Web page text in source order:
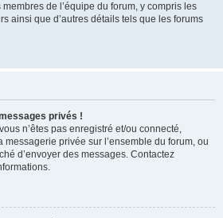
de l’équipe du forum, y compris les
ainsi que d’autres détails tels que les forums
privés !
n’êtes pas enregistré et/ou connecté,
messagerie privée sur l’ensemble du forum, ou
d’envoyer des messages. Contactez